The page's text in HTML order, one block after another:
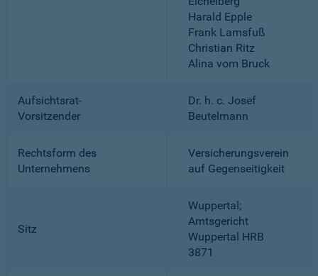
Harald Epple
Frank Lamsfuß
Christian Ritz
Alina vom Bruck
Aufsichtsrat-
Vorsitzender
Dr. h. c. Josef
Beutelmann
Rechtsform des
Unternehmens
Versicherungsverein
auf Gegenseitigkeit
Sitz
Wuppertal;
Amtsgericht
Wuppertal HRB
3871